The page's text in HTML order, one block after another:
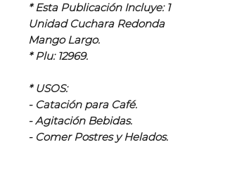
* Esta Publicación Incluye: 1
Unidad Cuchara Redonda
Mango Largo.
* Plu: 12969.
* USOS:
- Catación para Café.
- Agitación Bebidas.
- Comer Postres y Helados.